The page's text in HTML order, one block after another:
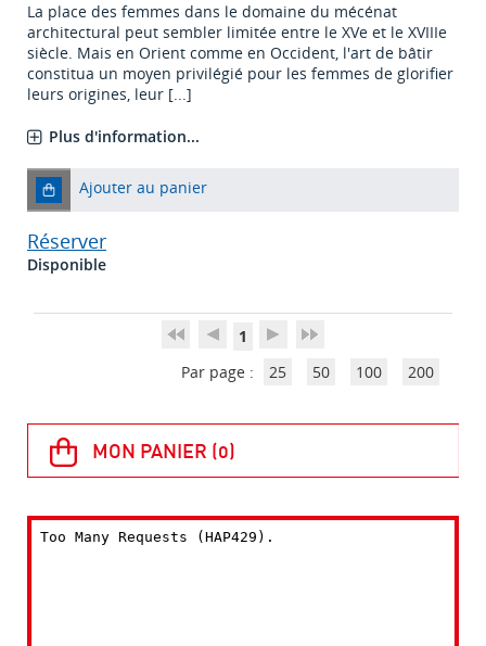
La place des femmes dans le domaine du mécénat
architectural peut sembler limitée entre le XVe et le XVIIIe
siècle. Mais en Orient comme en Occident, l'art de bâtir
constitua un moyen privilégié pour les femmes de glorifier
leurs origines, leur [...]
Plus d'information...
Ajouter au panier
Réserver
Disponible
1
Par page :
25 50 100 200